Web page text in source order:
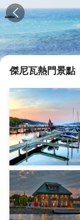
傑尼瓦熱門景點